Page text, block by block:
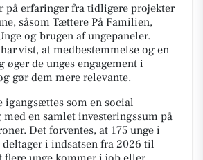
på erfaringer fra tidligere projekter
såsom Tættere På Familien,
og brugen af ungepaneler.
vist, at medbestemmelse og en
de unges engagement i
gør dem mere relevante.
igangsættes som en social
en samlet investeringssum på
Det forventes, at 175 unge i
deltager i indsatsen fra 2026 til